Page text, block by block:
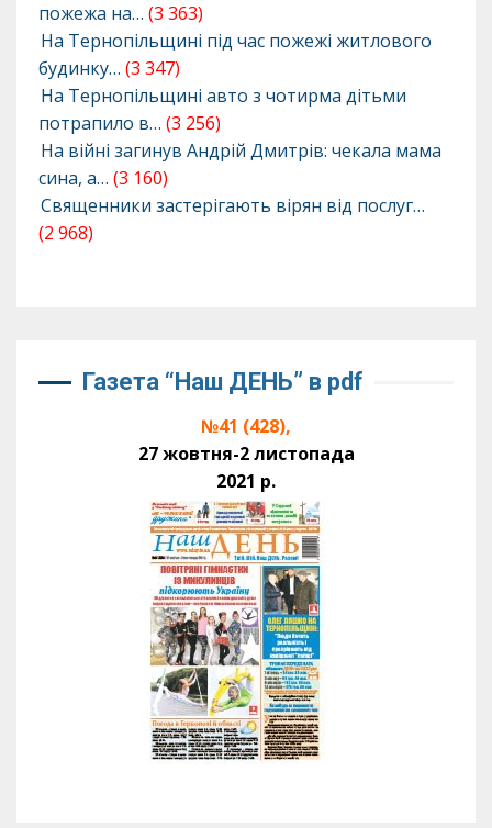
пожежа на… (3 363)
На Тернопільщині під час пожежі житлового
будинку… (3 347)
На Тернопільщині авто з чотирма дітьми
потрапило в… (3 256)
На війні загинув Андрій Дмитрів: чекала мама
сина, а… (3 160)
Священники застерігають вірян від послуг…
(2 968)
Газета “Наш ДЕНЬ” в pdf
№41 (428),
27 жовтня-2 листопада
2021 р.